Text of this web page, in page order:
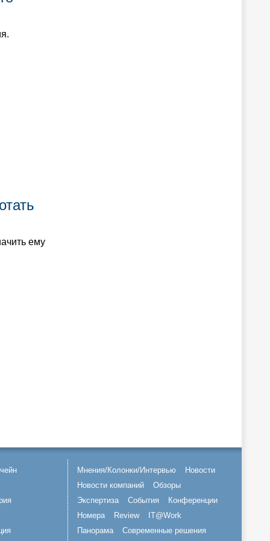
ему
Мнения/Колонки/Интервью
Новости
Новости компаний
Обзоры
Экспертиза
События
Конференции
Номера
Review
IT@Work
Панорама
Современные решения